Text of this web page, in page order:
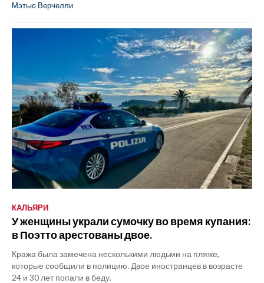
Мэтью Верчелли
КАЛЬЯРИ
У женщины украли сумочку во время купания:
в Поэтто арестованы двое.
Кража была замечена несколькими людьми на пляже,
которые сообщили в полицию. Двое иностранцев в возрасте
24 и 30 лет попали в беду.